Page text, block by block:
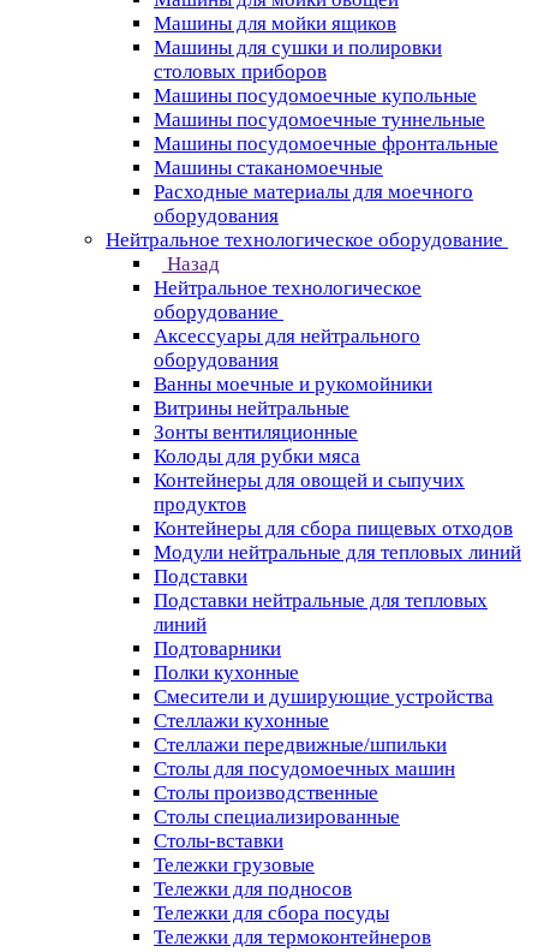
Машины для мойки ящиков
Машины для сушки и полировки
столовых приборов
Машины посудомоечные купольные
Машины посудомоечные туннельные
Машины посудомоечные фронтальные
Машины стаканомоечные
Расходные материалы для моечного
оборудования
Нейтральное технологическое оборудование
Назад
Нейтральное технологическое
оборудование
Аксессуары для нейтрального
оборудования
Ванны моечные и рукомойники
Витрины нейтральные
Зонты вентиляционные
Колоды для рубки мяса
Контейнеры для овощей и сыпучих
продуктов
Контейнеры для сбора пищевых отходов
Модули нейтральные для тепловых линий
Подставки
Подставки нейтральные для тепловых
линий
Подтоварники
Полки кухонные
Смесители и душирующие устройства
Стеллажи кухонные
Стеллажи передвижные/шпильки
Столы для посудомоечных машин
Столы производственные
Столы специализированные
Столы-вставки
Тележки грузовые
Тележки для подносов
Тележки для сбора посуды
Тележки для термоконтейнеров